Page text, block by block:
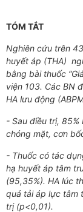
TÓM TẮT
Nghiên cứu trên
huyết áp (THA)
bằng bài thuốc
viện 103. Các BN
HA lưu động
- Sau điều trị,
chóng mặt, cơn
- Thuốc có tác
hạ huyết áp tâm
(95,35%). HA lúc
quá tải áp lực tâm
trị (p<0,01).